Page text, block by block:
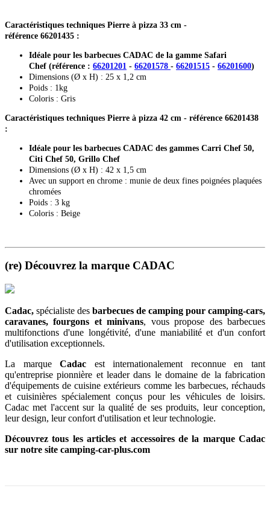
Caractéristiques techniques Pierre à pizza 33 cm -
référence 66201435 :
Idéale pour les barbecues CADAC de la gamme Safari
Chef (référence : 66201201 - 66201578 - 66201515 - 66201600)
Dimensions (Ø x H) : 25 x 1,2 cm
Poids : 1kg
Coloris : Gris
Caractéristiques techniques Pierre à pizza 42 cm - référence 66201438
:
Idéale pour les barbecues CADAC des gammes Carri Chef 50,
Citi Chef 50, Grillo Chef
Dimensions (Ø x H) : 42 x 1,5 cm
Avec un support en chrome : munie de deux fines poignées plaquées
chromées
Poids : 3 kg
Coloris : Beige
(re) Découvrez la marque CADAC
Cadac, spécialiste des barbecues de camping pour camping-cars,
caravanes, fourgons et minivans, vous propose des barbecues
multifonctions d'une longétivité, d'une maniabilité et d'un confort
d'utilisation exceptionnels.
La marqueCadac est internationalement reconnue en tant
qu'entreprise pionnière et leader dans le domaine de la fabrication
d'équipements de cuisine extérieurs comme les barbecues, réchauds
et cuisinières spécialement conçus pour les véhicules de loisirs.
Cadac met l'accent sur la qualité de ses produits, leur conception,
leur design, leur confort d'utilisation et leur technologie.
Découvrez tous les articles et accessoires de la marque Cadac
sur notre site camping-car-plus.com